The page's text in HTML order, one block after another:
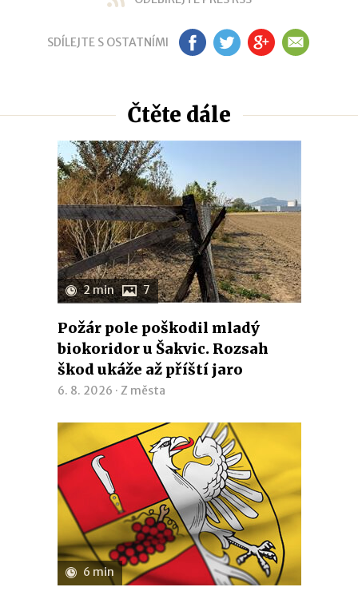
SDÍLEJTE S OSTATNÍMI FB TW GP EM
Čtěte dále
2 min 7
Požár pole poškodil mladý
biokoridor u Šakvic. Rozsah
škod ukáže až příští jaro
6. 8. 2026 · Z města
6 min